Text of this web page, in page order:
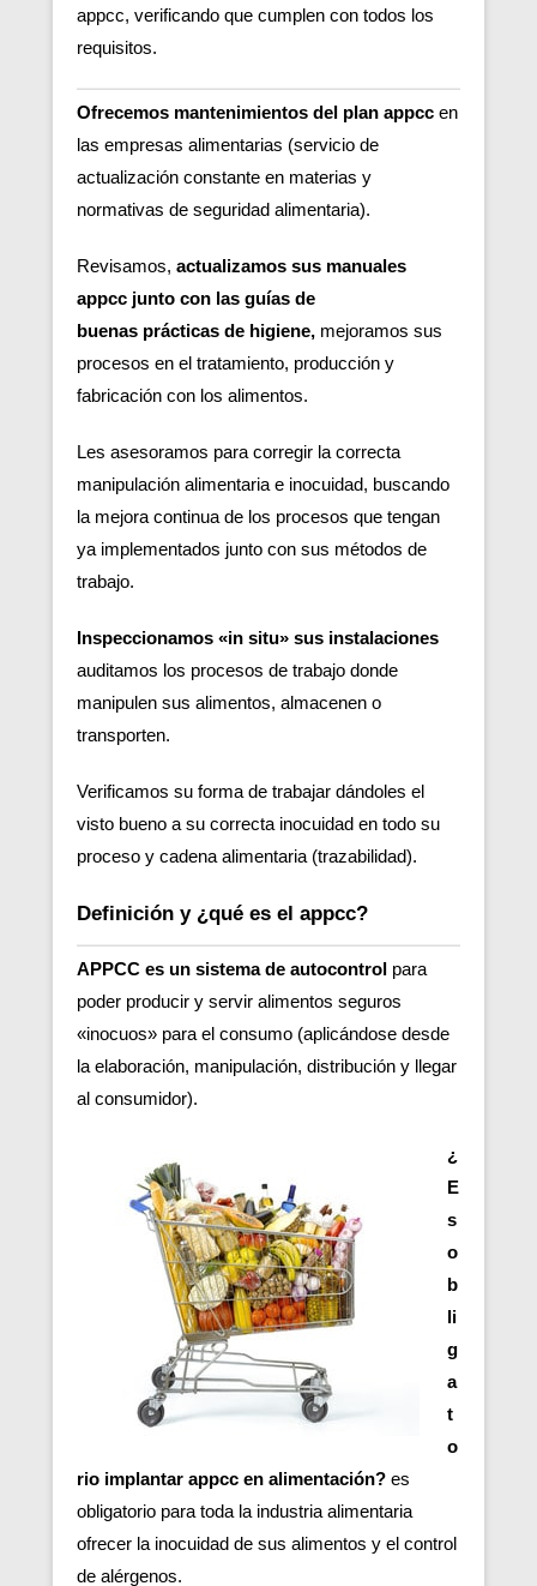
appcc, verificando que cumplen con todos los
requisitos.
Ofrecemos mantenimientos del plan appcc en
las empresas alimentarias (servicio de
actualización constante en materias y
normativas de seguridad alimentaria).
Revisamos, actualizamos sus manuales
appcc junto con las guías de
buenas prácticas de higiene, mejoramos sus
procesos en el tratamiento, producción y
fabricación con los alimentos.
Les asesoramos para corregir la correcta
manipulación alimentaria e inocuidad, buscando
la mejora continua de los procesos que tengan
ya implementados junto con sus métodos de
trabajo.
Inspeccionamos «in situ» sus instalaciones
auditamos los procesos de trabajo donde
manipulen sus alimentos, almacenen o
transporten.
Verificamos su forma de trabajar dándoles el
visto bueno a su correcta inocuidad en todo su
proceso y cadena alimentaria (trazabilidad).
Definición y ¿qué es el appcc?
APPCC es un sistema de autocontrol para
poder producir y servir alimentos seguros
«inocuos» para el consumo (aplicándose desde
la elaboración, manipulación, distribución y llegar
al consumidor).
¿
E
s
o
b
li
g
a
t
o
rio implantar appcc en alimentación? es
obligatorio para toda la industria alimentaria
ofrecer la inocuidad de sus alimentos y el control
de alérgenos.